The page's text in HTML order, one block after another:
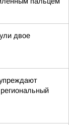
двое